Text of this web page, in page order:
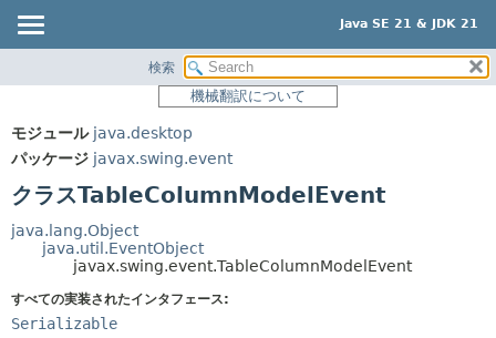
Java SE 21 & JDK 21
パッケージ
使用
ツリー
プレビュー
サマリー:
ネスト済
メソッド
検索
機械翻訳について
モジュール java.desktop
パッケージ javax.swing.event
クラスTableColumnModelEvent
java.lang.Object
java.util.EventObject
javax.swing.event.TableColumnModelEvent
すべての実装されたインタフェース:
Serializable